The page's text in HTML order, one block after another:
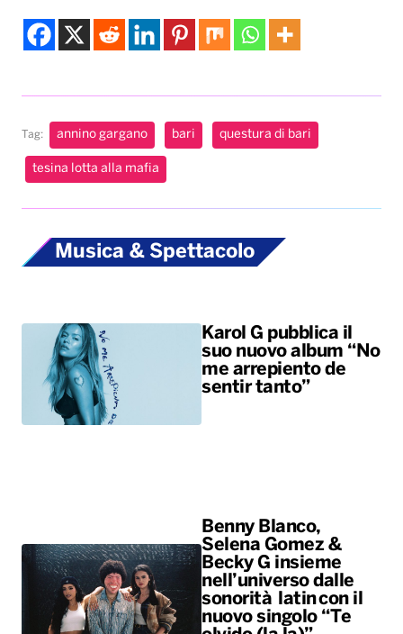
Tag: annino gargano bari questura di bari
tesina lotta alla mafia
Musica & Spettacolo
Karol G pubblica il
suo nuovo album “No
me arrepiento de
sentir tanto”
Benny Blanco,
Selena Gomez &
Becky G insieme
nell’universo dalle
sonorità latin con il
nuovo singolo “Te